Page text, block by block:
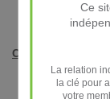
• À toute
Conseils
Mélangez cinq
d’eau.
Ce
La relation
la clé pour
votre